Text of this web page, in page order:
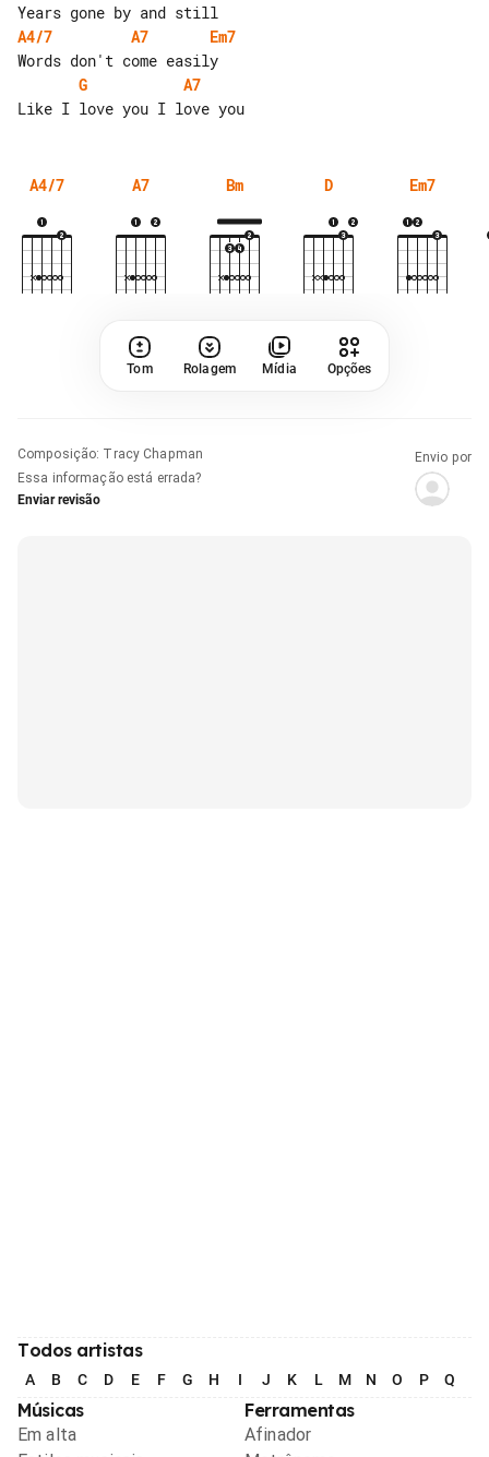
A4/7
A7
Em7
G
A7
A4/7 A7 Bm D Em7
Tom Rolagem Mídia Opções
Composição: Tracy Chapman
Essa informação está errada?
Enviar revisão
Envio por
Todos artistas
A B C D E F G H I J K L M N O P Q
Músicas
Em alta
Ferramentas
Afinador